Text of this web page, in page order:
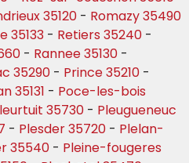
35120 - Romazy 35490
35133 - Retiers 35240 -
- Rannee 35130 -
35290 - Prince 35210 -
35131 - Poce-les-bois
35730 - Pleugueneuc
- Plesder 35720 - Plelan-
35540 - Pleine-fougeres